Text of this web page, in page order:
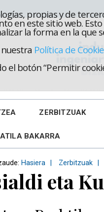
propias y de
en este sitio web.
la forma en la que
Política de
el botón “Permitir
ZERBITZUAK
BAKARRA
Hasiera Zerbitzuak
eta